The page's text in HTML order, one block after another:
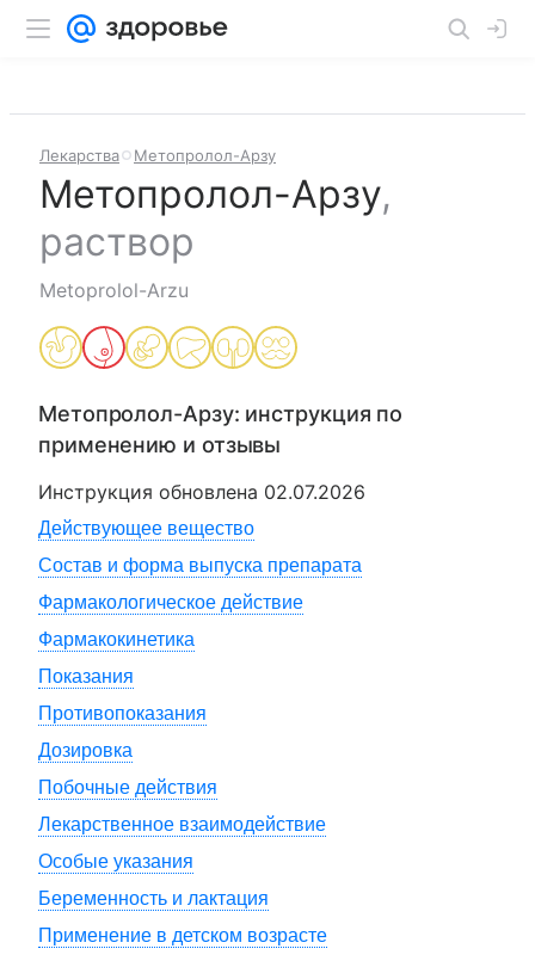
Лекарства Метопролол-Арзу
Метопролол-Арзу,
раствор
Metoprolol-Arzu
Метопролол-Арзу: инструкция по
применению и отзывы
Инструкция обновлена 02.07.2026
Действующее вещество
Состав и форма выпуска препарата
Фармакологическое действие
Фармакокинетика
Показания
Противопоказания
Дозировка
Побочные действия
Лекарственное взаимодействие
Особые указания
Беременность и лактация
Применение в детском возрасте